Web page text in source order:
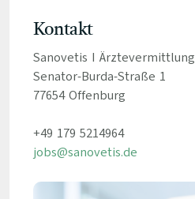
Kontakt
Sanovetis I Ärztevermittlung
Senator-Burda-Straße 1
77654 Offenburg
+49 179 5214964
jobs@sanovetis.de